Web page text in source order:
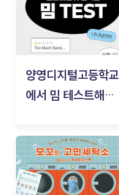
양영디지털고등학교
에서 밈 테스트해보